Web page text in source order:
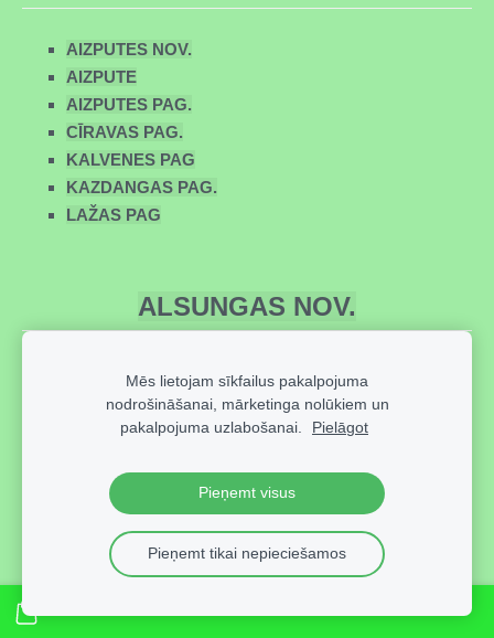
AIZPUTES NOV.
AIZPUTE
AIZPUTES PAG.
CĪRAVAS PAG.
KALVENES PAG
KAZDANGAS PAG.
LAŽAS PAG
ALSUNGAS NOV.
ALSUNGAS NOV.
BROCĒNU NOV.
BROCĒNI
Mēs lietojam sīkfailus pakalpojuma
nodrošināšanai, mārketinga nolūkiem un
pakalpojuma uzlabošanai.
Pielāgot
Pieņemt visus
Pieņemt tikai nepieciešamos